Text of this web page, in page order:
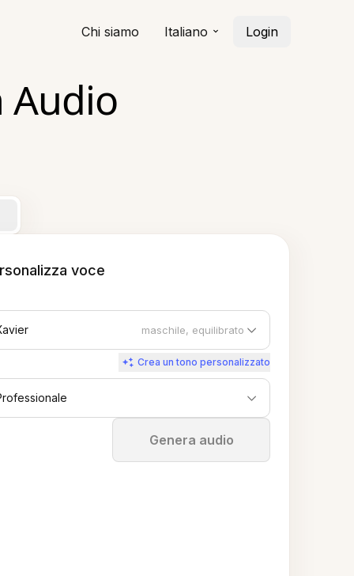
Chi siamo Italiano Login
Audio
voce
maschile, equilibrato
Crea un tono personalizzato
Genera audio
Ferma